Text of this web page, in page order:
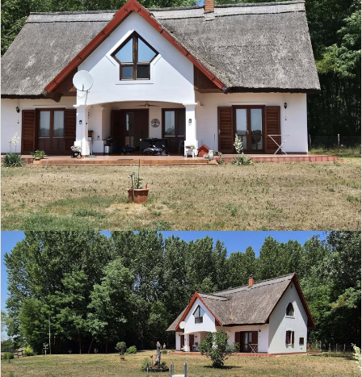
Einbauküche
Offene Küche
Pantryküche
Dusche
Badewanne
Bad mit Fenster
Einliegerwohnung
Gäste-WC
Kamin
Pool
Sauna
Klimaanlage
Alarmanlage
Aufzug
Barrierefrei
Seniorengerecht
Garage/Stellplatz
Möbliert/Teilmöbliert
Keller
Haustiere erlaubt
Fernwärme
Fußbodenheizung
Etagenheizung
Ofenheizung